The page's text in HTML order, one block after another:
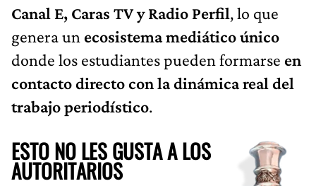
Canal E, Caras TV y Radio Perfil, lo que
genera un ecosistema mediático único
donde los estudiantes pueden formarse en
contacto directo con la dinámica real del
trabajo periodístico.
ESTO NO LES GUSTA A LOS
AUTORITARIOS